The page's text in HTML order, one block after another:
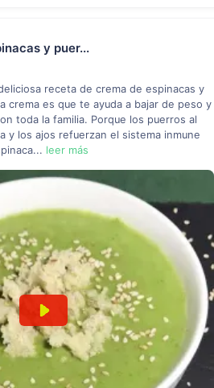
y puer...
receta de crema de espinacas y
crema es que te ayuda a bajar de peso y
toda la familia. Porque los puerros al
y los ajos refuerzan el sistema inmune
leer más